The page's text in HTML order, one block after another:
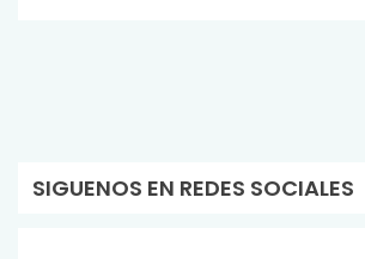
SIGUENOS EN REDES SOCIALES